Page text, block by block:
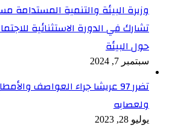
وزيرة البيئة والتنمية المستدامة
تشارك في الدورة الاستثنائية
حول البيئة
سبتمبر 7, 2024
تضرر 97 عريشا جراء العواصف
ولعصابه
يوليو 28, 2023